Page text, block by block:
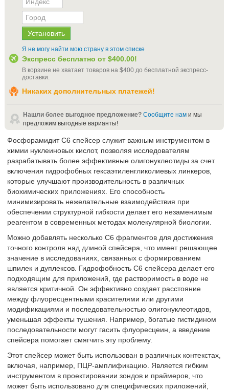
Я не могу найти мою страну в этом списке
Экспресс бесплатно от $400.00!
В корзине не хватает товаров на $400 до бесплатной экспресс-
доставки.
Никаких дополнительных платежей!
Нашли более выгодное предложение? Сообщите нам и мы
предложим выгодные варианты!
Фосфорамидит C6 спейсер служит важным инструментом в
химии нуклеиновых кислот, позволяя исследователям
разрабатывать более эффективные олигонуклеотиды за счет
включения гидрофобных гексаэтиленгликолиевых линкеров,
которые улучшают производительность в различных
биохимических приложениях. Его способность
минимизировать нежелательные взаимодействия при
обеспечении структурной гибкости делает его незаменимым
реагентом в современных методах молекулярной биологии.
Можно добавлять несколько С6 фрагментов для достижения
точного контроля над длиной спейсера, что имеет решающее
значение в исследованиях, связанных с формированием
шпилек и дуплексов. Гидрофобность C6 спейсера делает его
подходящим для приложений, где растворимость в воде не
является критичной. Он эффективно создает расстояние
между флуоресцентными красителями или другими
модификациями и последовательностью олигонуклеотидов,
уменьшая эффекты тушения. Например, богатые гистидином
последовательности могут гасить флуоресцеин, а введение
спейсера помогает смягчить эту проблему.
Этот спейсер может быть использован в различных контекстах,
включая, например, ПЦР-амплификацию. Является гибким
инструментом в проектировании зондов и праймеров, что
может быть использовано для специфических приложений,